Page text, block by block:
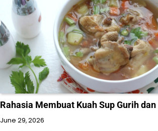
Rahasia Membuat Kuah Sup Gurih
June 29, 2026